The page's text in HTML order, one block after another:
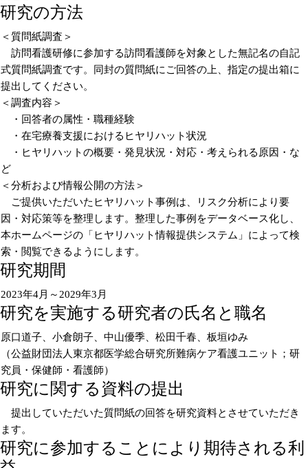
研究の方法
＜質問紙調査＞
訪問看護研修に参加する訪問看護師を対象とした無記名の自記
式質問紙調査です。同封の質問紙にご回答の上、指定の提出箱に
提出してください。
＜調査内容＞
・回答者の属性・職種経験
・在宅療養支援におけるヒヤリハット状況
・ヒヤリハットの概要・発見状況・対応・考えられる原因・な
ど
＜分析および情報公開の方法＞
ご提供いただいたヒヤリハット事例は、リスク分析により要
因・対応策等を整理します。整理した事例をデータベース化し、
本ホームページの「ヒヤリハット情報提供システム」によって検
索・閲覧できるようにします。
研究期間
2023年4月～2029年3月
研究を実施する研究者の氏名と職名
原口道子、小倉朗子、中山優季、松田千春、板垣ゆみ
（公益財団法人東京都医学総合研究所難病ケア看護ユニット；研
究員・保健師・看護師）
研究に関する資料の提出
提出していただいた質問紙の回答を研究資料とさせていただき
ます。
研究に参加することにより期待される利